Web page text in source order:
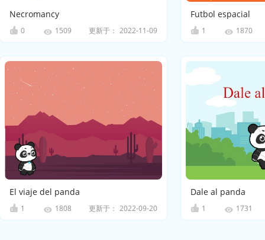
Necromancy
0 1509 更新于： 2022-11-09
Futbol espacial
1 1870
El viaje del panda
1 1808 更新于： 2022-09-20
Dale al panda
1 1731